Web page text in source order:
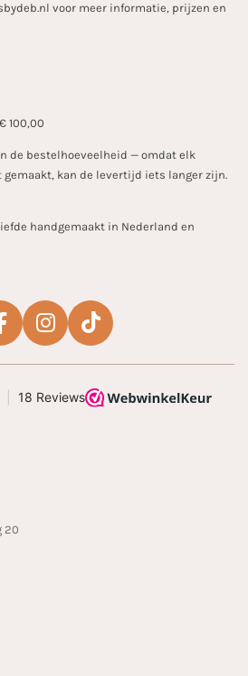
voor meer informatie, prijzen en
100,00
de bestelhoeveelheid — omdat elk
gemaakt, kan de levertijd iets langer zijn.
handgemaakt in Nederland en
I
t
T
T
20